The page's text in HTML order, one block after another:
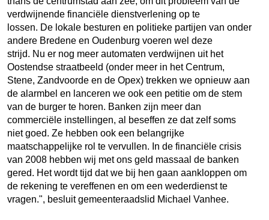
verdwijnende financiële dienstverlening op te
lossen. De lokale besturen en politieke partijen van onder
andere Bredene en Oudenburg voeren wel deze
strijd. Nu er nog meer automaten verdwijnen uit het
Oostendse straatbeeld (onder meer in het Centrum,
Stene, Zandvoorde en de Opex) trekken we opnieuw aan
de alarmbel en lanceren we ook een petitie om de stem
van de burger te horen. Banken zijn meer dan
commerciële instellingen, al beseffen ze dat zelf soms
niet goed. Ze hebben ook een belangrijke
maatschappelijke rol te vervullen. In de financiële crisis
van 2008 hebben wij met ons geld massaal de banken
gered. Het wordt tijd dat we bij hen gaan aankloppen om
de rekening te vereffenen en om een wederdienst te
vragen.", besluit gemeenteraadslid Michael Vanhee.